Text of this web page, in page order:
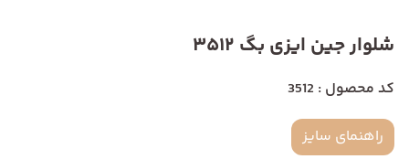
شلوار جین ایزی بگ 3512
کد محصول : 3512
راهنمای سایز